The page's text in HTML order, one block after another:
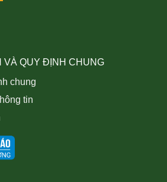
VÀ QUY ĐỊNH CHUNG
chung
tin